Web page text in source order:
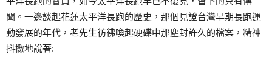
聞。一邊談起花蓮太平洋長跑的歷史，那個見證台灣早期長跑運
動發展的年代，老先生彷彿喚起硬碟中那塵封許久的檔案，精神
抖擻地說著: